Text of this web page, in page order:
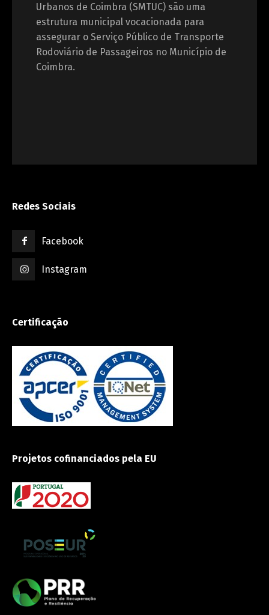
Urbanos de Coimbra (SMTUC) são uma
estrutura municipal vocacionada para
assegurar o Serviço Público de Transporte
Rodoviário de Passageiros no Município de
Coimbra.
Redes Sociais
Facebook
Instagram
Certificação
Projetos cofinanciados pela EU